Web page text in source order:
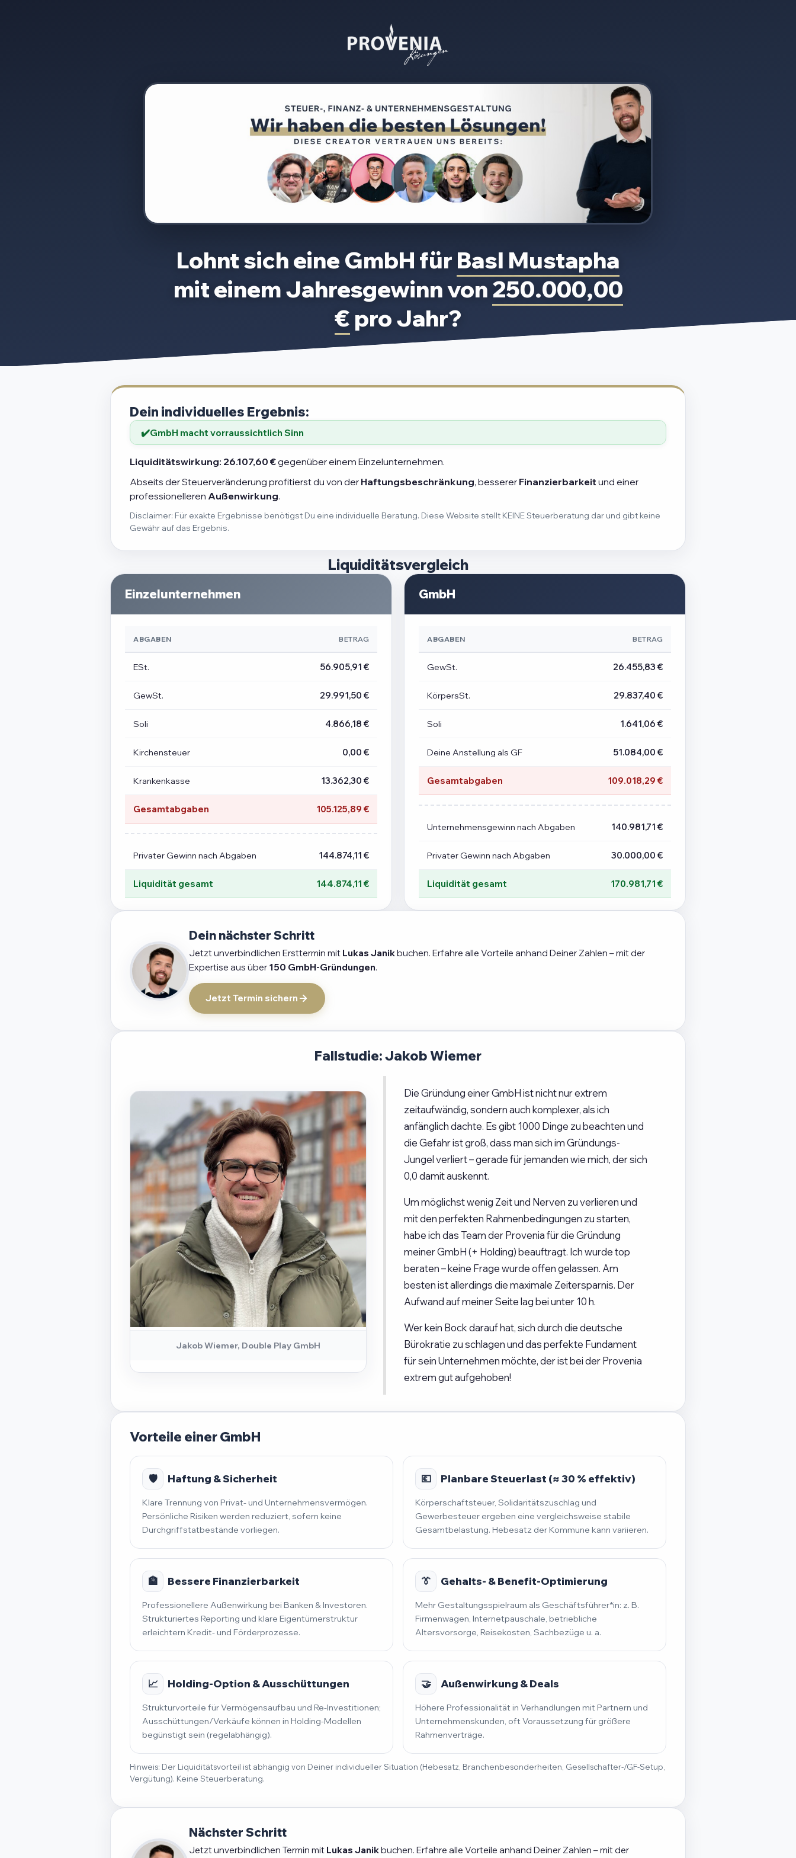
Lohnt sich eine GmbH für Basl Mustapha
mit einem Jahresgewinn von250.000,00
€ pro Jahr?
Dein individuelles Ergebnis:
GmbH macht vorraussichtlich Sinn
Liquiditätswirkung: 26.107,60 €gegenüber einem Einzelunternehmen.
Abseits der Steuerveränderung profitierst du von der Haftungsbeschränkung, besserer Finanzierbarkeit und einer
professionelleren Außenwirkung.
Disclaimer: Für exakte Ergebnisse benötigst Du eine individuelle Beratung. Diese Website stellt KEINE Steuerberatung dar und gibt keine
Gewähr auf das Ergebnis.
Liquiditätsvergleich
Einzelunternehmen
ABGABEN BETRAG
ESt. 56.905,91 €
GewSt. 29.991,50 €
Soli 4.866,18 €
Kirchensteuer 0,00 €
Krankenkasse 13.362,30 €
Gesamtabgaben 105.125,89 €
Privater Gewinn nach Abgaben 144.874,11 €
Liquidität gesamt 144.874,11 €
GmbH
ABGABEN BETRAG
GewSt. 26.455,83 €
KörpersSt. 29.837,40 €
Soli 1.641,06 €
Deine Anstellung als GF 51.084,00 €
Gesamtabgaben 109.018,29 €
Unternehmensgewinn nach Abgaben 140.981,71 €
Privater Gewinn nach Abgaben 30.000,00 €
Liquidität gesamt 170.981,71 €
Dein nächster Schritt
Jetzt unverbindlichen Ersttermin mit Lukas Janikbuchen. Erfahre alle Vorteile anhand Deiner Zahlen – mit der
Expertise aus über 150 GmbH-Gründungen.
Jetzt Termin sichern
Fallstudie: Jakob Wiemer
Jakob Wiemer, Double Play GmbH
Die Gründung einer GmbH ist nicht nur extrem
zeitaufwändig, sondern auch komplexer, als ich
anfänglich dachte. Es gibt 1000 Dinge zu beachten und
die Gefahr ist groß, dass man sich im Gründungs-
Jungel verliert – gerade für jemanden wie mich, der sich
0,0 damit auskennt.
Um möglichst wenig Zeit und Nerven zu verlieren und
mit den perfekten Rahmenbedingungen zu starten,
habe ich das Team der Provenia für die Gründung
meiner GmbH (+ Holding) beauftragt. Ich wurde top
beraten – keine Frage wurde offen gelassen. Am
besten ist allerdings die maximale Zeitersparnis. Der
Aufwand auf meiner Seite lag bei unter 10 h.
Wer kein Bock darauf hat, sich durch die deutsche
Bürokratie zu schlagen und das perfekte Fundament
für sein Unternehmen möchte, der ist bei der Provenia
extrem gut aufgehoben!
Vorteile einer GmbH
🛡️ Haftung & Sicherheit
Klare Trennung von Privat- und Unternehmensvermögen.
Persönliche Risiken werden reduziert, sofern keine
Durchgriffstatbestände vorliegen.
💶 Planbare Steuerlast (≈ 30 % effektiv)
Körperschaftsteuer, Solidaritätszuschlag und
Gewerbesteuer ergeben eine vergleichsweise stabile
Gesamtbelastung. Hebesatz der Kommune kann variieren.
🏦 Bessere Finanzierbarkeit
Professionellere Außenwirkung bei Banken & Investoren.
Strukturiertes Reporting und klare Eigentümerstruktur
erleichtern Kredit- und Förderprozesse.
👔 Gehalts- & Benefit-Optimierung
Mehr Gestaltungsspielraum als Geschäftsführer*in: z. B.
Firmenwagen, Internetpauschale, betriebliche
Altersvorsorge, Reisekosten, Sachbezüge u. a.
📈 Holding-Option & Ausschüttungen
Strukturvorteile für Vermögensaufbau und Re-Investitionen;
Ausschüttungen/Verkäufe können in Holding-Modellen
begünstigt sein (regelabhängig).
🤝 Außenwirkung & Deals
Höhere Professionalität in Verhandlungen mit Partnern und
Unternehmenskunden, oft Voraussetzung für größere
Rahmenverträge.
Hinweis: Der Liquiditätsvorteil ist abhängig von Deiner individueller Situation (Hebesatz, Branchenbesonderheiten, Gesellschafter-/GF-Setup,
Vergütung). Keine Steuerberatung.
Nächster Schritt
Jetzt unverbindlichen Termin mit Lukas Janikbuchen. Erfahre alle Vorteile anhand Deiner Zahlen – mit der